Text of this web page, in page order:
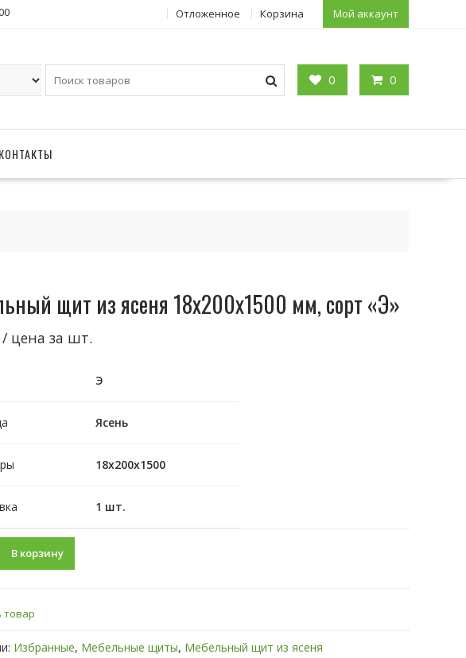
Отложенное Корзина Мой аккаунт
0 0
КОНТАКТЫ
щит из ясеня 18х200х1500 мм, сорт «Э»
/ цена за шт.
Э
Ясень
18х200х1500
1 шт.
В корзину
товар
Избранные, Мебельные щиты, Мебельный щит из ясеня